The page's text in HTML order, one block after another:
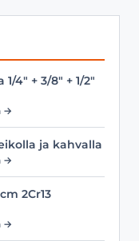
1/4" + 3/8" + 1/2"
→
ja kahvalla
→
2Cr13
→